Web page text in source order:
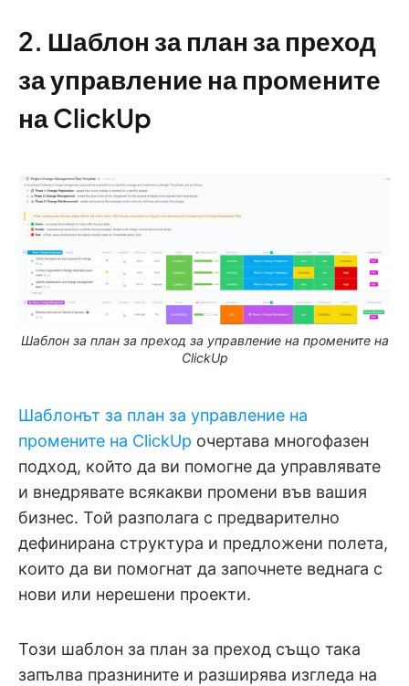
2. Шаблон за план за преход
за управление на промените
на ClickUp
Шаблон за план за преход за управление на промените на
ClickUp
Шаблонът за план за управление на
промените на ClickUp очертава многофазен
подход, който да ви помогне да управлявате
и внедрявате всякакви промени във вашия
бизнес. Той разполага с предварително
дефинирана структура и предложени полета,
които да ви помогнат да започнете веднага с
нови или нерешени проекти.
Този шаблон за план за преход също така
запълва празнините и разширява изгледа на